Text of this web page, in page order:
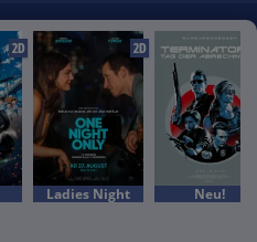
2D 2D
Ladies Night Neu!